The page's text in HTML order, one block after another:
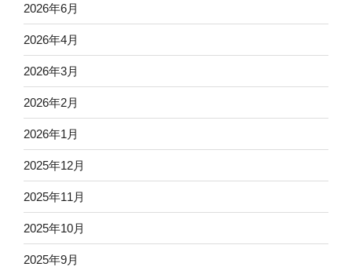
2026年6月
2026年4月
2026年3月
2026年2月
2026年1月
2025年12月
2025年11月
2025年10月
2025年9月